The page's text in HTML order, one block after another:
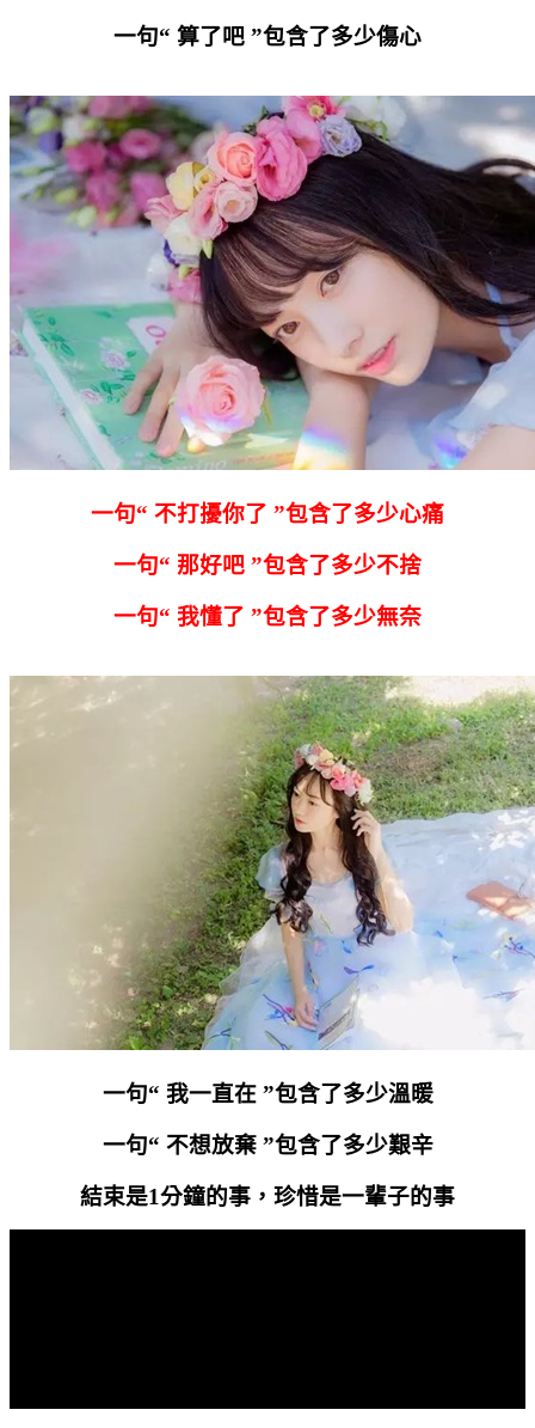
一句“ 算了吧 ”包含了多少傷心
一句“ 不打擾你了 ”包含了多少心痛
一句“ 那好吧 ”包含了多少不捨
一句“ 我懂了 ”包含了多少無奈
一句“ 我一直在 ”包含了多少溫暖
一句“ 不想放棄 ”包含了多少艱辛
結束是1分鐘的事，珍惜是一輩子的事